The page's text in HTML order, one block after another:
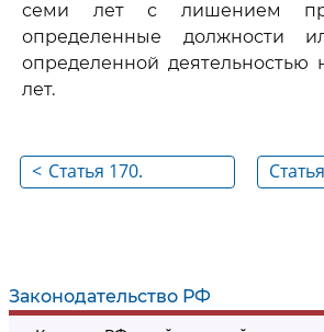
Законодательство РФ
семи лет с лишением
определенные должности
определенной деятельностью
лет.
< Статья 170.
акт